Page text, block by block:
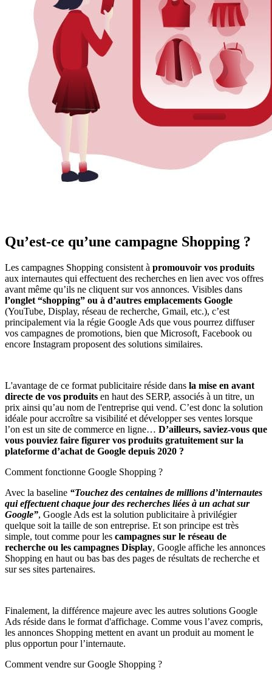
Qu’est-ce qu’une campagne Shopping ?
Les campagnes Shopping consistent à promouvoir vos produits
aux internautes qui effectuent des recherches en lien avec vos offres
avant même qu’ils ne cliquent sur vos annonces. Visibles dans
l’onglet “shopping” ou à d’autres emplacements Google
(YouTube, Display, réseau de recherche, Gmail, etc.), c’est
principalement via la régie Google Ads que vous pourrez diffuser
vos campagnes de promotions, bien que Microsoft, Facebook ou
encore Instagram proposent des solutions similaires.
L'avantage de ce format publicitaire réside dans la mise en avant
directe de vos produits en haut des SERP, associés à un titre, un
prix ainsi qu’au nom de l'entreprise qui vend. C’est donc la solution
idéale pour accroître sa visibilité et développer ses ventes lorsque
l’on est un site de commerce en ligne… D’ailleurs, saviez-vous que
vous pouviez faire figurer vos produits gratuitement sur la
plateforme d’achat de Google depuis 2020 ?
Comment fonctionne Google Shopping ?
Avec la baseline “Touchez des centaines de millions d’internautes
qui effectuent chaque jour des recherches liées à un achat sur
Google”, Google Ads est la solution publicitaire à privilégier
quelque soit la taille de son entreprise. Et son principe est très
simple, tout comme pour les campagnes sur le réseau de
recherche ou les campagnes Display, Google affiche les annonces
Shopping en haut ou bas bas des pages de résultats de recherche et
sur ses sites partenaires.
Finalement, la différence majeure avec les autres solutions Google
Ads réside dans le format d'affichage. Comme vous l’avez compris,
les annonces Shopping mettent en avant un produit au moment le
plus opportun pour l’internaute.
Comment vendre sur Google Shopping ?